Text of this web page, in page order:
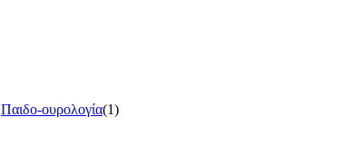
Παιδο-ουρολογία(1)